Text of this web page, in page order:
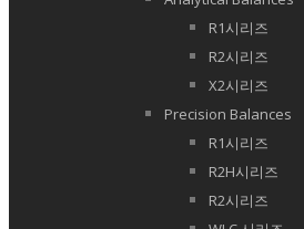
R1시리즈
R2시리즈
X2시리즈
Precision Balances
R1시리즈
R2H시리즈
R2시리즈